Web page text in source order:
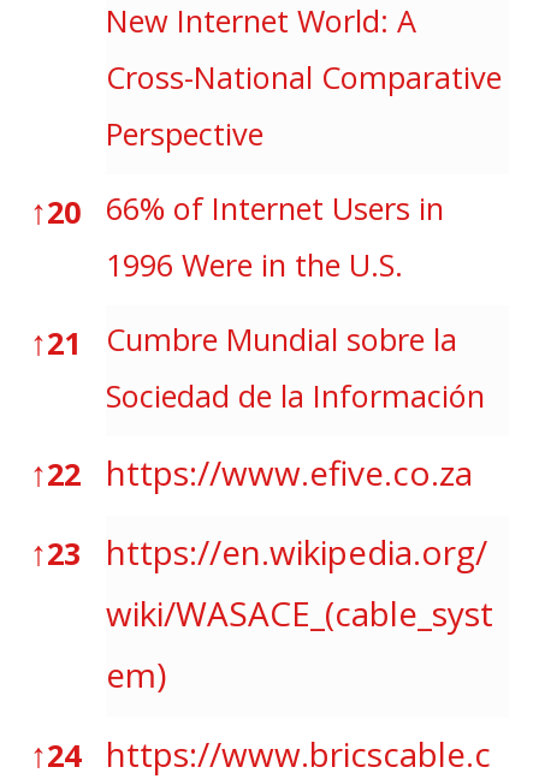
New Internet World: A
Cross-National Comparative
Perspective
↑20
66% of Internet Users in
1996 Were in the U.S.
↑21
Cumbre Mundial sobre la
Sociedad de la Información
↑22
https://www.efive.co.za
↑23
https://en.wikipedia.org/
wiki/WASACE_(cable_syst
em)
↑24
https://www.bricscable.c